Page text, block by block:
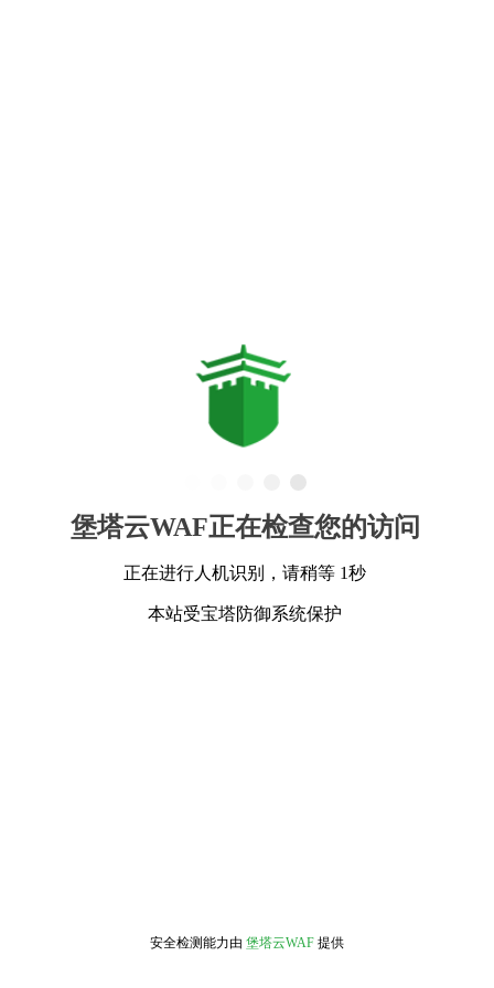
堡塔云WAF正在检查您的访问
正在进行人机识别，请稍等 1秒
本站受宝塔防御系统保护
安全检测能力由 堡塔云WAF 提供